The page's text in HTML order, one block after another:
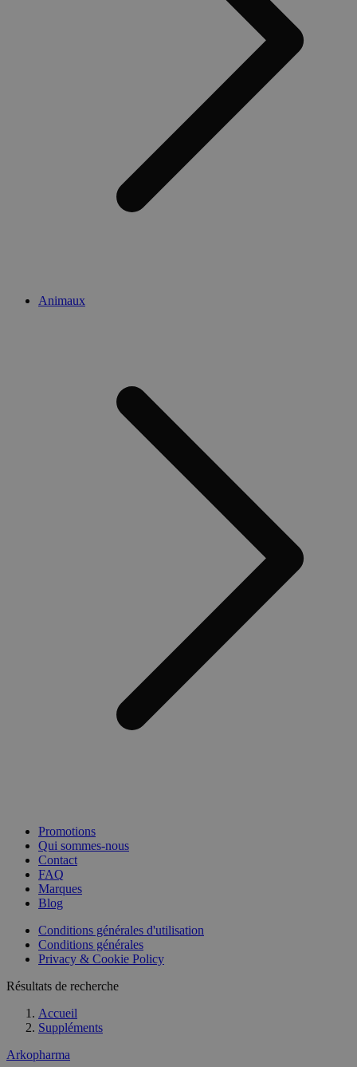
Animaux
Promotions
Qui sommes-nous
Contact
FAQ
Marques
Blog
Conditions générales d'utilisation
Conditions générales
Privacy & Cookie Policy
Résultats de recherche
Accueil
Suppléments
Arkopharma